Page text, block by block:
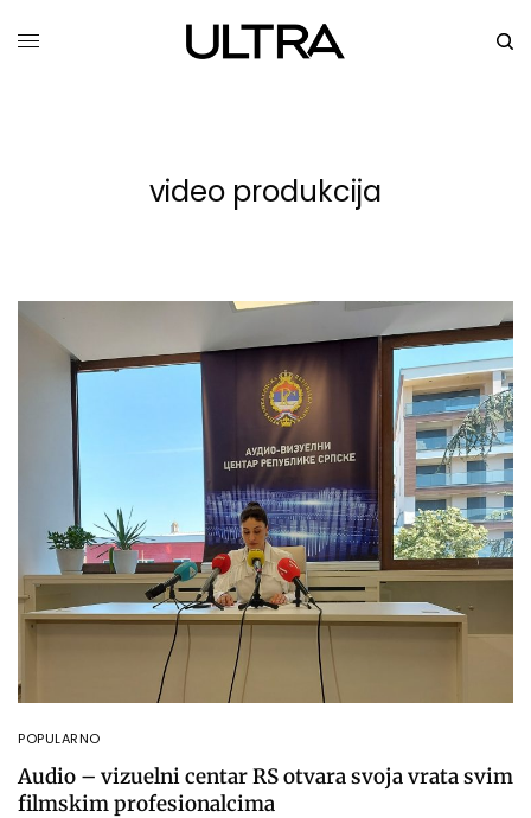
video produkcija
POPULARNO
Audio – vizuelni centar RS otvara svoja vrata svim
filmskim profesionalcima